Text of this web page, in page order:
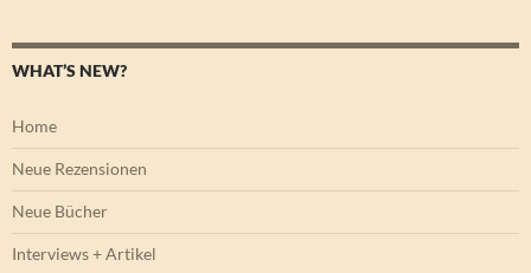
WHAT’S NEW?
Home
Neue Rezensionen
Neue Bücher
Interviews + Artikel